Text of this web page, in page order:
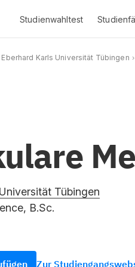
Studienwahltest
Eberhard Karls Universität Tübingen
Tübingen
B.Sc.
Zur